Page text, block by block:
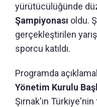
yürütücülüğünde
Şampiyonası oldu.
gerçekleştirilen
sporcu katıldı.
Programda
Yönetim Kurulu
Şırnak'ın